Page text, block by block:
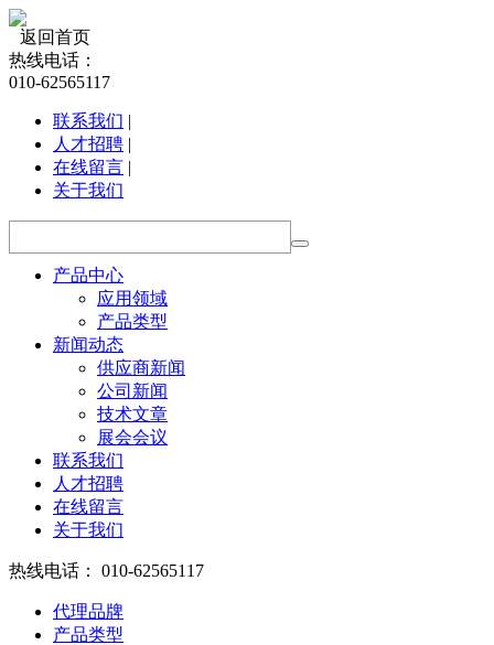
返回首页
热线电话：
010-62565117
联系我们 |
人才招聘 |
在线留言 |
关于我们
产品中心
应用领域
产品类型
新闻动态
供应商新闻
公司新闻
技术文章
展会会议
联系我们
人才招聘
在线留言
关于我们
热线电话： 010-62565117
代理品牌
产品类型